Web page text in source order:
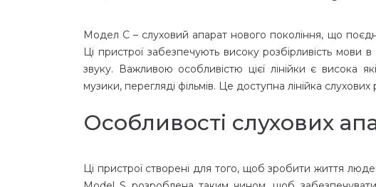
Модел С – слуховий апарат нового покоління, що
Ці пристрої забезпечують високу розбірливість
звуку. Важливою особливістю цієї лінійки є висока
музики, перегляді фільмів. Це доступна лінійка
Особливості слухових
Ці пристрої створені для того, щоб зробити життя